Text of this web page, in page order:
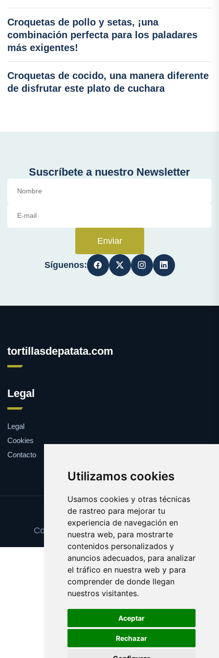
Utilizamos cookies
Usamos cookies y otras técnicas
de rastreo para mejorar tu
experiencia de navegación en
nuestra web, para mostrarte
contenidos personalizados y
anuncios adecuados, para analizar
el tráfico en nuestra web y para
comprender de donde llegan
nuestros visitantes.
Aceptar
Rechazar
Croquetas de pollo y setas, ¡una
combinación perfecta para los paladares
más exigentes!
Croquetas de cocido, una manera diferente
de disfrutar este plato de cuchara
Suscríbete a nuestro Newsletter
Enviar
Síguenos:
tortillasdepatata.com
Legal
Legal
Cookies
Contacto
Update cookies preferences
Copyright © 2025 tortillasdepatata.com